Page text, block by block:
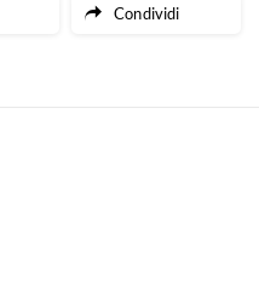
Condividi